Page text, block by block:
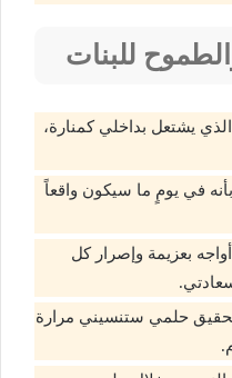
للبنات
يشتعل بداخلي كمنارة،
في يومٍ ما سيكون واقعاً
بعزيمة وإصرار كل
حلمي ستنسيني مرارة